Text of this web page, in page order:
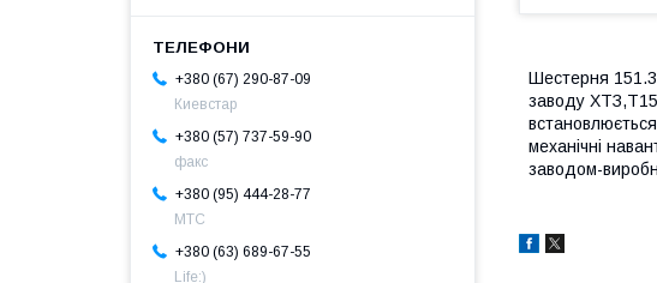
Шестерня
заводу
механічні
заводом-
+380 (67) 290-87-09
Киевстар
+380 (57) 737-59-90
факс
+380 (95) 444-28-77
МТС
+380 (63) 689-67-55
Life:)